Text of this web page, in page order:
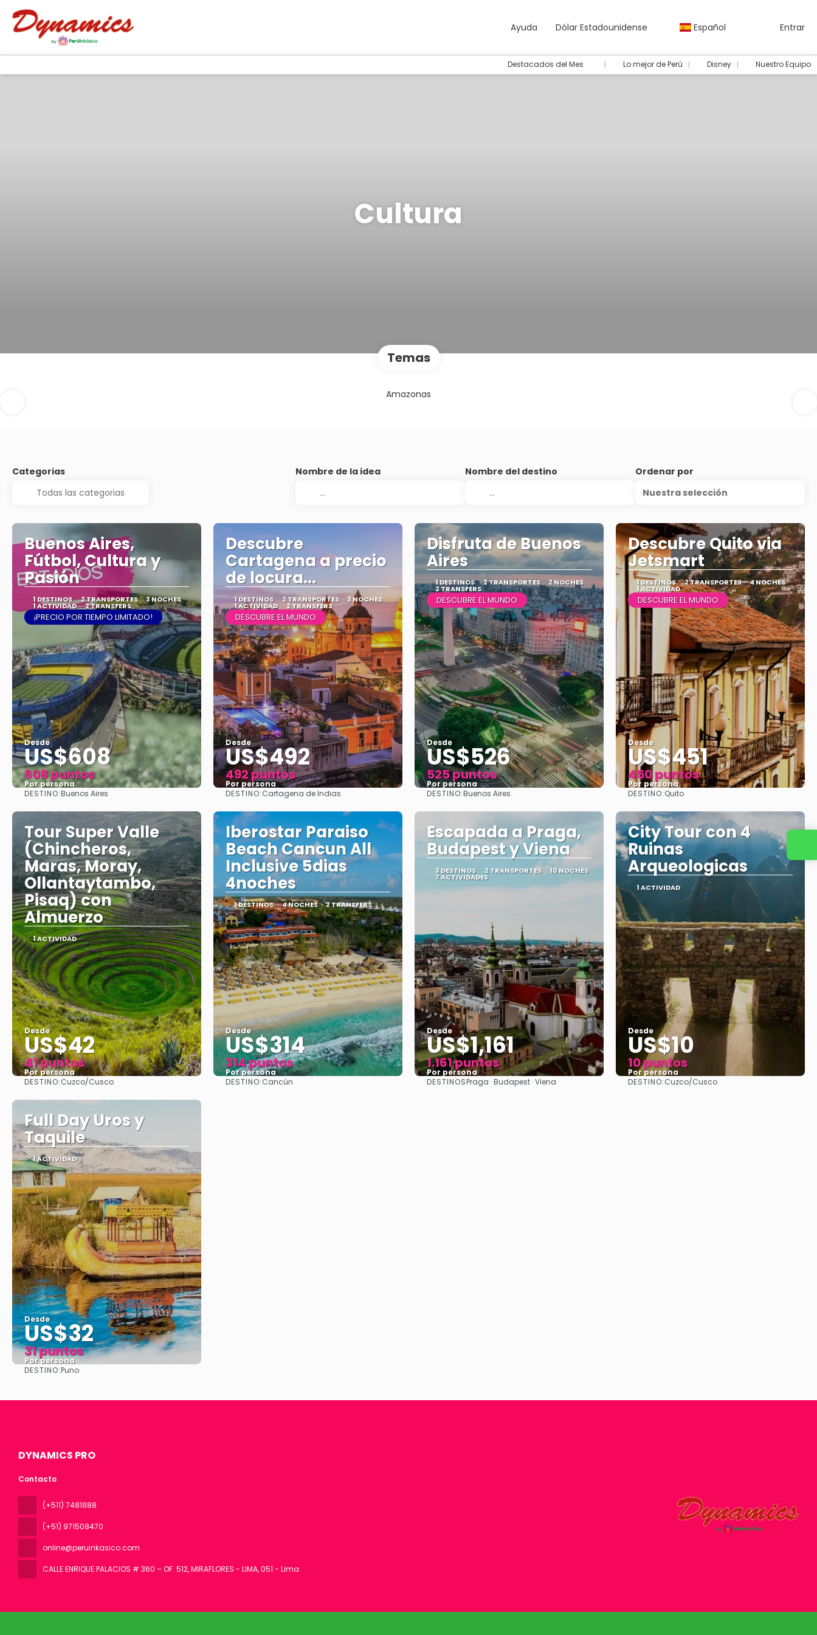
Ayuda Dólar Estadounidense Español Entrar
Destacados del Mes Lo mejor de Perú Disney Nuestro Equipo
Cultura
Temas
Amazonas
Categorias Nombre de la idea Nombre del destino
Ordenar por
Nuestra selección
Buenos Aires,
Fútbol, Cultura y
Pasión
1 DESTINOS 2 TRANSPORTES 3 NOCHES
1 ACTIVIDAD 2 TRANSFERS
¡PRECIO POR TIEMPO LIMITADO!
Desde
US$608
608 puntos
Por persona
Ver
DESTINO:Buenos Aires
Descubre
Cartagena a precio
de locura...
1 DESTINOS 2 TRANSPORTES 3 NOCHES
1 ACTIVIDAD 2 TRANSFERS
DESCUBRE EL MUNDO
Desde
US$492
492 puntos
Por persona
Ver
DESTINO:Cartagena de Indias
Disfruta de Buenos
Aires
1 DESTINOS 2 TRANSPORTES 2 NOCHES
2 TRANSFERS
DESCUBRE EL MUNDO
Desde
US$526
525 puntos
Por persona
Ver
DESTINO:Buenos Aires
Descubre Quito via
Jetsmart
1 DESTINOS 2 TRANSPORTES 4 NOCHES
1 ACTIVIDAD
DESCUBRE EL MUNDO
Desde
US$451
450 puntos
Por persona
DESTINO:Quito
Tour Super Valle
(Chincheros,
Maras, Moray,
Ollantaytambo,
Pisaq) con
Almuerzo
1 ACTIVIDAD
Desde
US$42
41 puntos
Por persona
Ver
DESTINO:Cuzco/Cusco
Iberostar Paraiso
Beach Cancun All
Inclusive 5dias
4noches
1 DESTINOS 4 NOCHES 2 TRANSFERS
Desde
US$314
314 puntos
Por persona
DESTINO:Cancún
Escapada a Praga,
Budapest y Viena
3 DESTINOS 2 TRANSPORTES 10 NOCHES
7 ACTIVIDADES
Desde
US$1,161
1.161 puntos
Por persona
Ver
DESTINOSPraga · Budapest · Viena
City Tour con 4
Ruinas
Arqueologicas
1 ACTIVIDAD
Desde
US$10
10 puntos
Por persona
Ver
DESTINO:Cuzco/Cusco
Full Day Uros y
Taquile
1 ACTIVIDAD
Desde
US$32
31 puntos
Por persona
DESTINO:Puno
DYNAMICS PRO
Contacto
(+511) 7481888
(+51) 971508470
online@peruinkasico.com
CALLE ENRIQUE PALACIOS # 360 – OF. 512, MIRAFLORES - LIMA, 051 - Lima
Contacta con nosotros